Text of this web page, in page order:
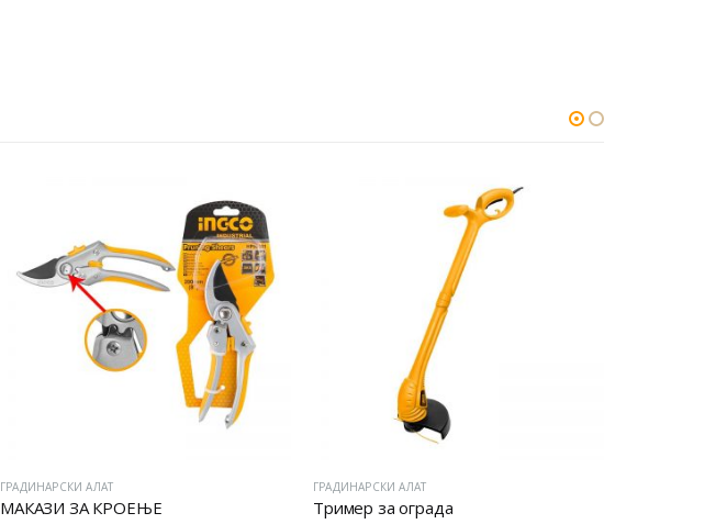
ГРАДИНАРСКИ АЛАТ
МАКАЗИ ЗА КРОЕЊЕ
ГРАДИНАРСКИ АЛАТ
Тример за ограда